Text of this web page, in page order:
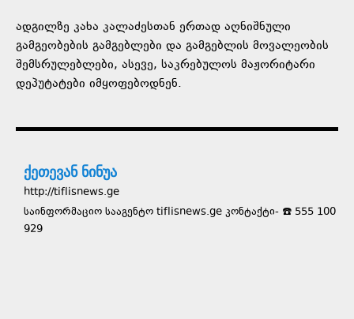
ადგილზე კახა კალაძესთან ერთად აღნიშნული
გამგეობების გამგებლები და გამგებლის მოვალეობის
შემსრულებლები, ასევე, საკრებულოს მაჟორიტარი
დეპუტატები იმყოფებოდნენ.
ქეთევან ნინუა
http://tiflisnews.ge
საინფორმაციო სააგენტო tiflisnews.ge კონტაქტი- ☎️ 555 100
929